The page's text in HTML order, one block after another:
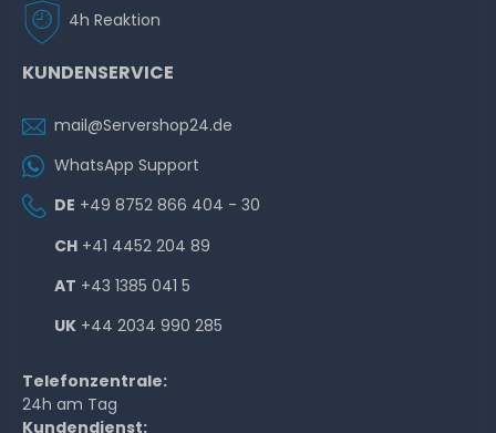
4h Reaktion
KUNDENSERVICE
mail@Servershop24.de
WhatsApp Support
DE +49 8752 866 404 - 30
CH +41 4452 204 89
AT +43 1385 041 5
UK +44 2034 990 285
Telefonzentrale:
24h am Tag
Kundendienst: